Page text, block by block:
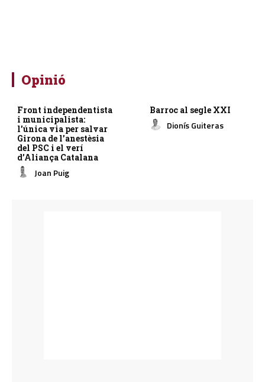
Opinió
Front independentista
i municipalista:
l’única via per salvar
Girona de l’anestèsia
del PSC i el verí
d’Aliança Catalana
Joan Puig
Barroc al segle XXI
Dionís Guiteras